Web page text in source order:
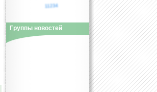
11234
Группы новостей